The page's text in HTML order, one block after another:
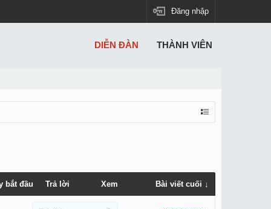
Đăng nhập
bắt đầu Trả lời Xem Bài viết cuối ↓
DIỄN ĐÀN THÀNH VIÊN